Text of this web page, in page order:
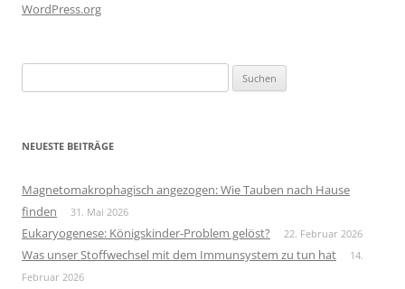
WordPress.org
nach:
NEUESTE BEITRÄGE
Magnetomakrophagisch angezogen: Wie Tauben nach Hause
finden
31. Mai 2026
Eukaryogenese: Königskinder-Problem gelöst? 22. Februar 2026
Was unser Stoffwechsel mit dem Immunsystem zu tun hat
14.
Februar 2026